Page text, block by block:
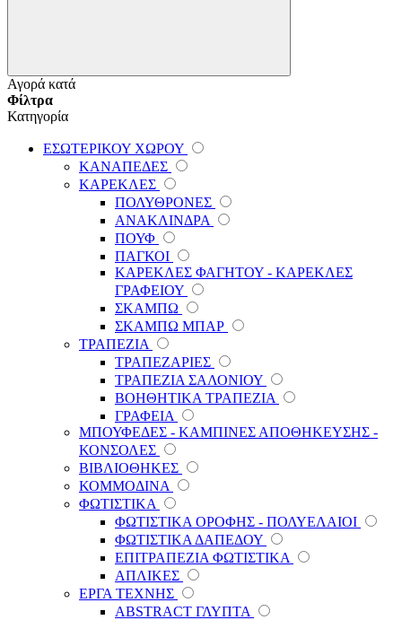
Αγορά κατά
Φίλτρα
Κατηγορία
ΕΣΩΤΕΡΙΚΟΥ ΧΩΡΟΥ
ΚΑΝΑΠΕΔΕΣ
ΚΑΡΕΚΛΕΣ
ΠΟΛΥΘΡΟΝΕΣ
ΑΝΑΚΛΙΝΔΡΑ
ΠΟΥΦ
ΠΑΓΚΟΙ
ΚΑΡΕΚΛΕΣ ΦΑΓΗΤΟΥ - ΚΑΡΕΚΛΕΣ
ΓΡΑΦΕΙΟΥ
ΣΚΑΜΠΩ
ΣΚΑΜΠΩ ΜΠΑΡ
ΤΡΑΠΕΖΙΑ
ΤΡΑΠΕΖΑΡΙΕΣ
ΤΡΑΠΕΖΙΑ ΣΑΛΟΝΙΟΥ
ΒΟΗΘΗΤΙΚΑ ΤΡΑΠΕΖΙΑ
ΓΡΑΦΕΙΑ
ΜΠΟΥΦΕΔΕΣ - ΚΑΜΠΙΝΕΣ ΑΠΟΘΗΚΕΥΣΗΣ -
ΚΟΝΣΟΛΕΣ
ΒΙΒΛΙΟΘΗΚΕΣ
ΚΟΜΜΟΔΙΝΑ
ΦΩΤΙΣΤΙΚΑ
ΦΩΤΙΣΤΙΚΑ ΟΡΟΦΗΣ - ΠΟΛΥΕΛΑΙΟΙ
ΦΩΤΙΣΤΙΚΑ ΔΑΠΕΔΟΥ
ΕΠΙΤΡΑΠΕΖΙΑ ΦΩΤΙΣΤΙΚΑ
ΑΠΛΙΚΕΣ
ΕΡΓΑ ΤΕΧΝΗΣ
ABSTRACT ΓΛΥΠΤΑ